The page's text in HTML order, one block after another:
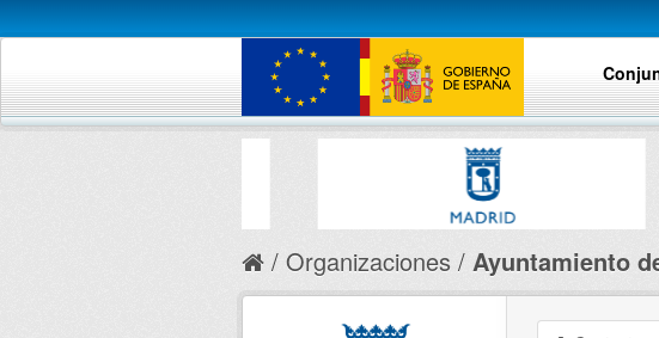
Organizaciones Ayuntamiento